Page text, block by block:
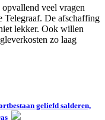
veel vragen
Telegraaf. De afschaffing
lekker. Ook willen
zo laag
geliefd salderen,